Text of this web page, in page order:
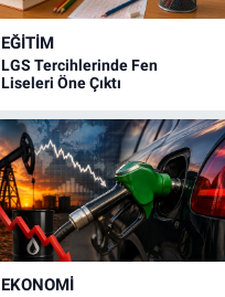
EĞİTİM
LGS Tercihlerinde Fen
Liseleri Öne Çıktı
EKONOMİ